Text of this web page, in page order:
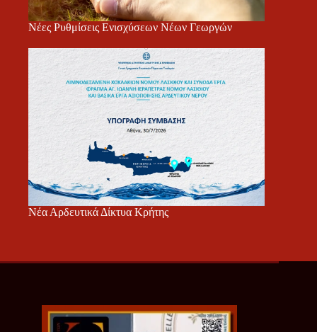
Νέες Ρυθμίσεις Ενισχύσεων Νέων Γεωργών
Νέα Αρδευτικά Δίκτυα Κρήτης